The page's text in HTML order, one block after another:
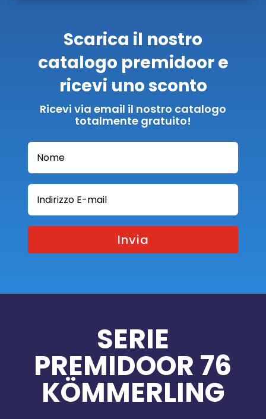
Scarica il nostro
catalogo premidoor e
ricevi uno sconto
Ricevi via email il nostro catalogo
totalmente gratuito!
Invia
SERIE
PREMIDOOR 76
KÖMMERLING